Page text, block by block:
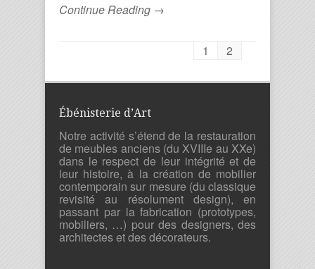
Continue Reading →
1 2
Ébénisterie d’Art
Notre activité s’étend de la restauration
de meubles anciens (du XVIIIe au XXe)
dans le respect de leur intégrité et de
leur histoire, à la création de mobilier
contemporain sur mesure (du classique
revisité au résolument design), en
passant par la fabrication (prototypes,
mobiliers, …) pour des designers, des
architectes et des décorateurs.